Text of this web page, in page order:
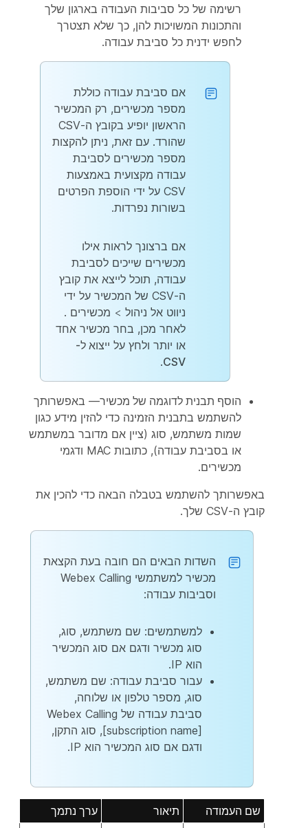
רשימה של כל סביבות העבודה בארגון שלך
והתכונות המשויכות להן, כך שלא תצטרך
לחפש ידנית כל סביבת עבודה.
אם סביבת עבודה כוללת
מספר מכשירים, רק המכשיר
הראשון יופיע בקובץ ה-CSV
שהורד. עם זאת, ניתן להקצות
מספר מכשירים לסביבת
עבודה מקצועית באמצעות
CSV על ידי הוספת הפרטים
בשורות נפרדות.
אם ברצונך לראות אילו
מכשירים שייכים לסביבת
עבודה, תוכל לייצא את קובץ
ה-CSV של המכשיר על ידי
ניווט אל ניהול > מכשירים .
לאחר מכן, בחר מכשיר אחד
או יותר ולחץ על ייצוא ל-
CSV
.
הוסף תבנית לדוגמה של מכשיר— באפשרותך
להשתמש בתבנית הזמינה כדי להזין מידע כגון
שמות משתמש, סוג (ציין אם מדובר במשתמש
או בסביבת עבודה), כתובות MAC ודגמי
מכשירים.
באפשרותך להשתמש בטבלה הבאה כדי להכין את
קובץ ה-CSV שלך.
השדות הבאים הם חובה בעת הקצאת
מכשיר למשתמשי Webex Calling
וסביבות עבודה:
למשתמשים: שם משתמש, סוג,
סוג מכשיר ודגם אם סוג המכשיר
הוא IP.
עבור סביבת עבודה: שם משתמש,
סוג, מספר טלפון או שלוחה,
סביבת עבודה של Webex Calling
[subscription name], סוג התקן,
ודגם אם סוג המכשיר הוא IP.
שם העמודה תיאור ערך נתמך